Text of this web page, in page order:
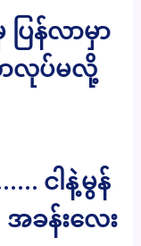
ြန်လာမှာ
ာလုပ်မလို့
ငါနဲ့မွန်
အခန်းလေး